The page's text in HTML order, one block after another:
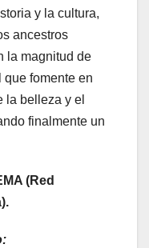
y la cultura,
ancestros
la magnitud de
que fomente en
la belleza y el
finalmente un
(Red